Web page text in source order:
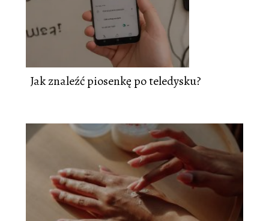
Jak znaleźć piosenkę po teledysku?